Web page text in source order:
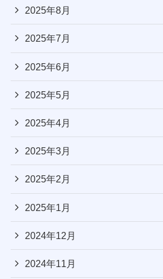
2025年8月
2025年7月
2025年6月
2025年5月
2025年4月
2025年3月
2025年2月
2025年1月
2024年12月
2024年11月